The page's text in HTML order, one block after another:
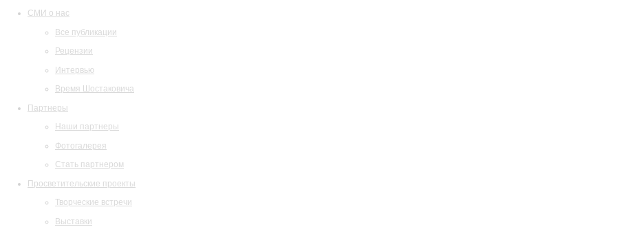
СМИ о нас
Все публикации
Рецензии
Интервью
Время Шостаковича
Партнеры
Наши партнеры
Фотогалерея
Стать партнером
Просветительские проекты
Творческие встречи
Выставки